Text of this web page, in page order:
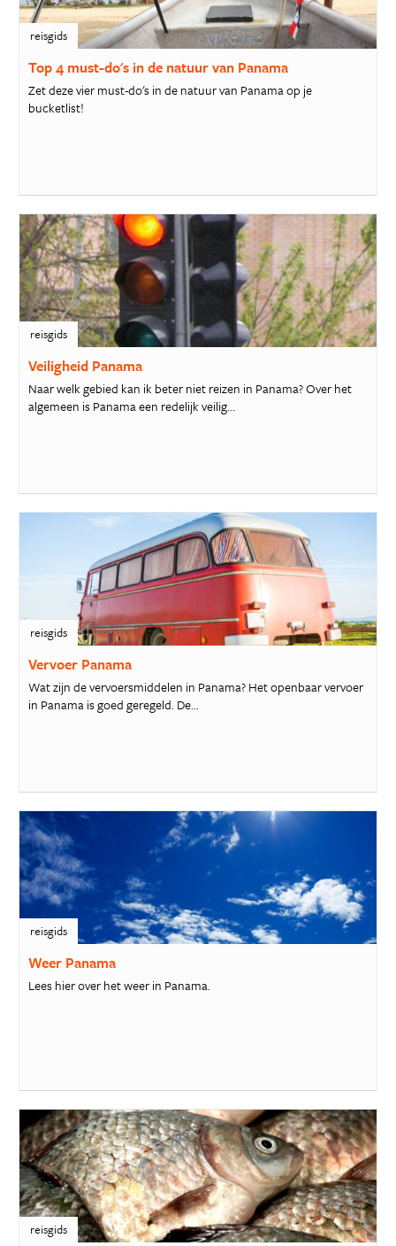
reisgids
Top 4 must-do's in de natuur van Panama
Zet deze vier must-do's in de natuur van Panama op je
bucketlist!
reisgids
Veiligheid Panama
Naar welk gebied kan ik beter niet reizen in Panama? Over het
algemeen is Panama een redelijk veilig...
reisgids
Vervoer Panama
Wat zijn de vervoersmiddelen in Panama? Het openbaar vervoer
in Panama is goed geregeld. De...
reisgids
Weer Panama
Lees hier over het weer in Panama.
reisgids